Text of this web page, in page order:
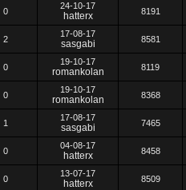
0
24-10-17
hatterx 8191
2
17-08-17
sasgabi 8581
0
19-10-17
romankolan 8119
0
19-10-17
romankolan 8368
1
17-08-17
sasgabi 7465
0
04-08-17
hatterx 8458
0
13-07-17
hatterx 8509